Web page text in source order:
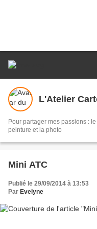
L'Atelier
Pour partager mes passions :
peinture et la photo
Mini ATC
Publié le 29/09/2014 à 13:53
Par Evelyne